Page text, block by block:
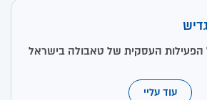
הפעילות העסקית של טאבולה בישראל
עוד עליי